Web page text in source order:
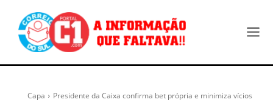
Capa
Presidente da Caixa confirma bet própria e minimiza vícios